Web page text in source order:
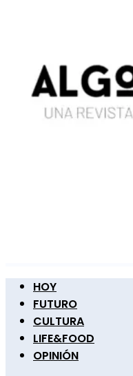
HOY
FUTURO
CULTURA
LIFE&FOOD
OPINIÓN